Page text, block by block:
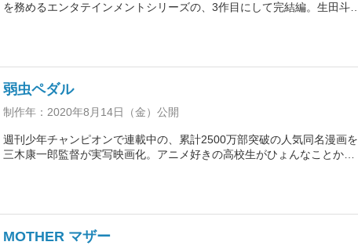
を務めるエンタテインメントシリーズの、3作目にして完結編。生田斗真
弱虫ペダル
制作年：2020年8月14日（金）公開
週刊少年チャンピオンで連載中の、累計2500万部突破の人気同名漫画を
三木康一郎監督が実写映画化。アニメ好きの高校生がひょんなことから
MOTHER マザー